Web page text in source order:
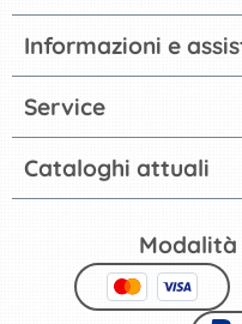
Cataloghi attuali
Informazioni e
Service